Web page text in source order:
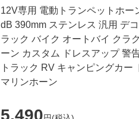
12V専用 電動トランペットホー
dB 390mm ステンレス 汎用 デ
ラック バイク オートバイ クラ
ーン カスタム ドレスアップ 警
トラック RV キャンピングカー
マリンホーン
5,490